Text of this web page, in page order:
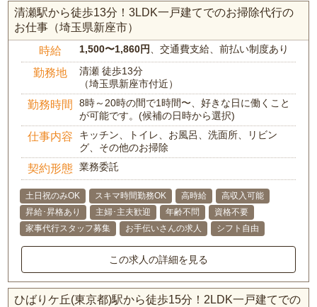
清瀬駅から徒歩13分！3LDK一戸建てでのお掃除代行の
お仕事（埼玉県新座市）
時給 1,500〜1,860円 、交通費支給、前払い制度あり
勤務地
清瀬 徒歩13分
（埼玉県新座市付近）
勤務時間
8時～20時の間で1時間〜、好きな日に働くこと
が可能です。(候補の日時から選択)
仕事内容
キッチン、トイレ、お風呂、洗面所、リビン
グ、その他のお掃除
契約形態 業務委託
土日祝のみOK スキマ時間勤務OK 高時給
高収入可能
昇給･昇格あり
主婦･主夫歓迎 年齢不問
資格不要
家事代行スタッフ募集
お手伝いさんの求人 シフト自由
この求人の詳細を見る
ひばりケ丘(東京都)駅から徒歩15分！2LDK一戸建てでの